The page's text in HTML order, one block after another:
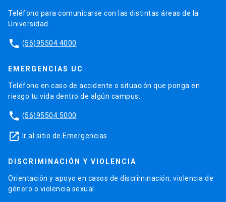
Teléfono para comunicarse con las distintas áreas de la
Universidad.
phone (56)95504 4000
EMERGENCIAS UC
Teléfono en caso de accidente o situación que ponga en
riesgo tu vida dentro de algún campus.
phone (56)95504 5000
launch Ir al sitio de Emergencias
DISCRIMINACIÓN Y VIOLENCIA
Orientación y apoyo en casos de discriminación, violencia de
género o violencia sexual.